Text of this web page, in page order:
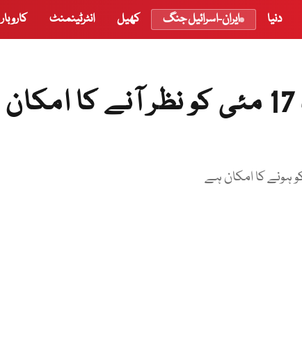
دنیا ایران-اسرائیل جنگ کھیل انٹرٹینمنٹ کاروبار
ذوالحج 1447 ہجری کا چاند 17 مئی کو نظر آنے کا امکان